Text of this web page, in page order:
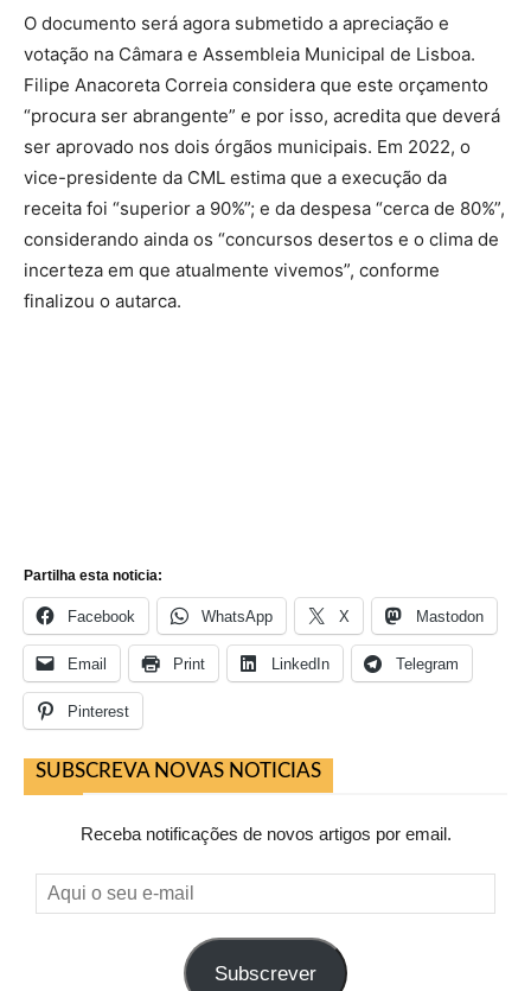
O documento será agora submetido a apreciação e
votação na Câmara e Assembleia Municipal de Lisboa.
Filipe Anacoreta Correia considera que este orçamento
“procura ser abrangente” e por isso, acredita que deverá
ser aprovado nos dois órgãos municipais. Em 2022, o
vice-presidente da CML estima que a execução da
receita foi “superior a 90%”; e da despesa “cerca de 80%”,
considerando ainda os “concursos desertos e o clima de
incerteza em que atualmente vivemos”, conforme
finalizou o autarca.
Partilha esta noticia:
Facebook WhatsApp X Mastodon
Email Print LinkedIn Telegram
Pinterest
SUBSCREVA NOVAS NOTICIAS
Receba notificações de novos artigos por email.
Aqui
o
Subscrever